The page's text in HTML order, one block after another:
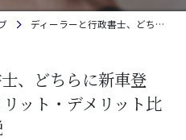
グ ディーラーと行政書士、どちらに新車登録を依頼すべき？メリット・デメリット比較と愛知県事例解説
、どちらに新車登
ット・デメリット比